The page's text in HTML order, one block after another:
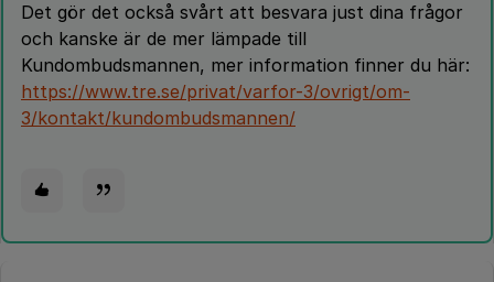
Det gör det också svårt att besvara just dina frågor
och kanske är de mer lämpade till
Kundombudsmannen, mer information finner du här:
https://www.tre.se/privat/varfor-3/ovrigt/om-
3/kontakt/kundombudsmannen/